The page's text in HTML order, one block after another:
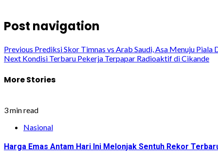
Post navigation
Previous Prediksi Skor Timnas vs Arab Saudi, Asa Menuju Piala
Next Kondisi Terbaru Pekerja Terpapar Radioaktif di Cikande
More Stories
3 min read
Nasional
Harga Emas Antam Hari Ini Melonjak Sentuh Rekor